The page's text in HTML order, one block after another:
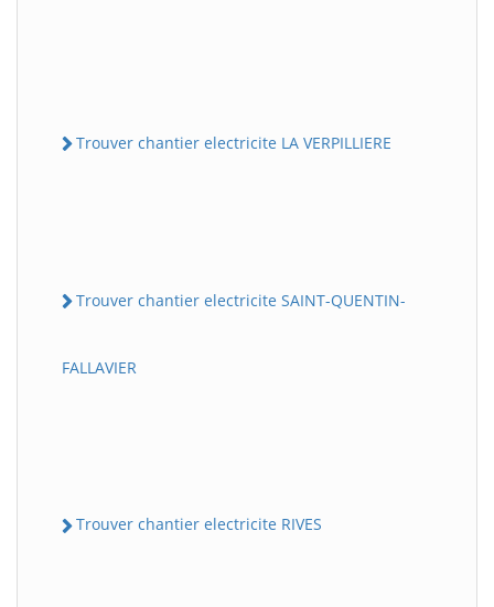
Trouver chantier electricite LA VERPILLIERE
Trouver chantier electricite SAINT-QUENTIN-
FALLAVIER
Trouver chantier electricite RIVES